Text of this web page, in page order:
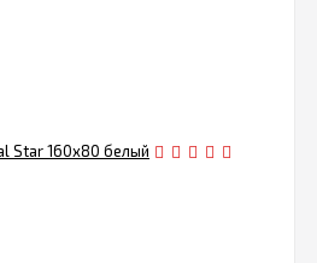
Star 160х80 белый